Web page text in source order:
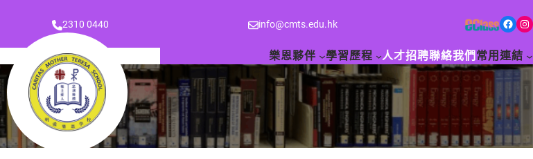
2310 0440 info@cmts.edu.hk Facebook Instagram
樂恩夥伴 學習歷程 人才招聘聯絡我們 常用連結